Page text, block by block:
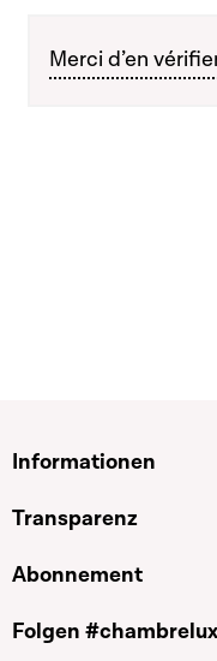
Merci d’en
Informationen
Transparenz
Abonnement
Folgen